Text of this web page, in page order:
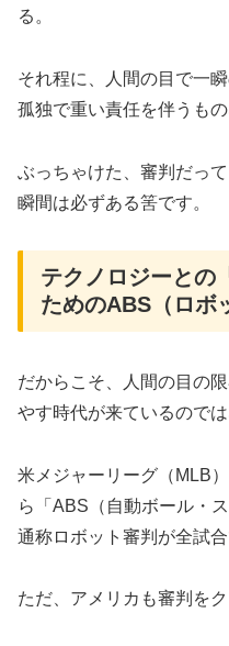
る。
それ程に、人間の目で一
孤独で重い責任を伴うもの
ぶっちゃけた、審判だっ
瞬間は必ずある筈です。
テクノロジーとの
ためのABS（ロボ
だからこそ、人間の目の
やす時代が来ているのでは
米メジャーリーグ（MLB
ら「ABS（自動ボール・
通称ロボット審判が全試
ただ、アメリカも審判を